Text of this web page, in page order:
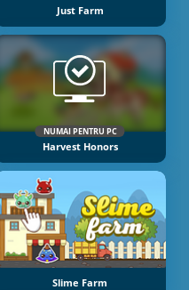
Just Farm
NUMAI PENTRU PC
Harvest Honors
Slime Farm